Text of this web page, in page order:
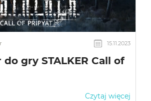
15.11.2023
gry STALKER Call of
Czytaj więcej